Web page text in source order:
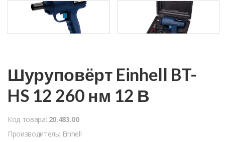
Шуруповёрт Einhell BT-
HS 12 260 нм 12 В
Код товара: 20.483.00
Производитель: Einhell